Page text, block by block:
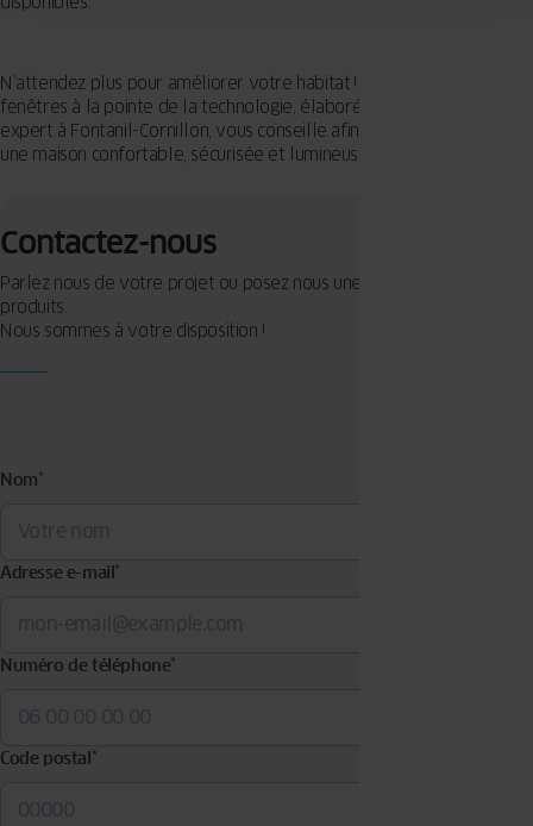
N’attendez plus pour améliorer votre habitat ! Choisissez des
fenêtres à la pointe de la technologie, élaborées pour durer. Votre
expert à Fontanil-Cornillon, vous conseille afin de garantir pour vous
une maison confortable, sécurisée et lumineuse.
Contactez-nous
Parlez nous de votre projet ou posez nous une question sur nos
produits.
Nous sommes à votre disposition !
Nom*
Adresse e-mail*
Numéro de téléphone*
Code postal*